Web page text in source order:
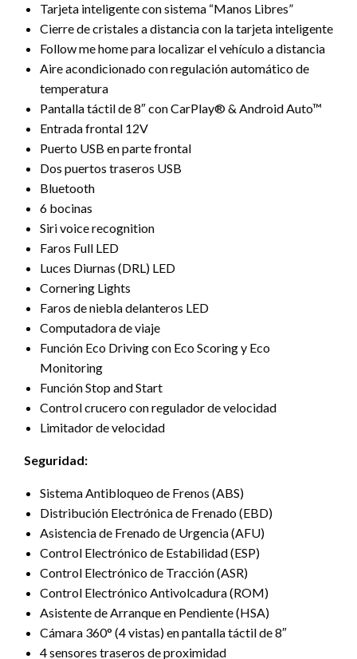
Tarjeta inteligente con sistema “Manos Libres”
Cierre de cristales a distancia con la tarjeta inteligente
Follow me home para localizar el vehículo a distancia
Aire acondicionado con regulación automático de
temperatura
Pantalla táctil de 8″ con CarPlay® & Android Auto™
Entrada frontal 12V
Puerto USB en parte frontal
Dos puertos traseros USB
Bluetooth
6 bocinas
Siri voice recognition
Faros Full LED
Luces Diurnas (DRL) LED
Cornering Lights
Faros de niebla delanteros LED
Computadora de viaje
Función Eco Driving con Eco Scoring y Eco
Monitoring
Función Stop and Start
Control crucero con regulador de velocidad
Limitador de velocidad
Seguridad:
Sistema Antibloqueo de Frenos (ABS)
Distribución Electrónica de Frenado (EBD)
Asistencia de Frenado de Urgencia (AFU)
Control Electrónico de Estabilidad (ESP)
Control Electrónico de Tracción (ASR)
Control Electrónico Antivolcadura (ROM)
Asistente de Arranque en Pendiente (HSA)
Cámara 360° (4 vistas) en pantalla táctil de 8″
4 sensores traseros de proximidad